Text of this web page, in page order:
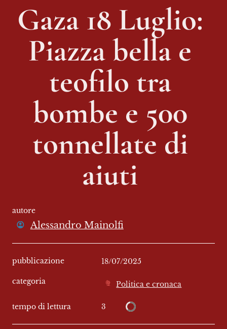
Gaza 18 Luglio:
Piazza bella e
teofilo tra
bombe e 500
tonnellate di
aiuti
autore
Alessandro Mainolfi
pubblicazione 18/07/2025
categoria Politica e cronaca
tempo di lettura 3